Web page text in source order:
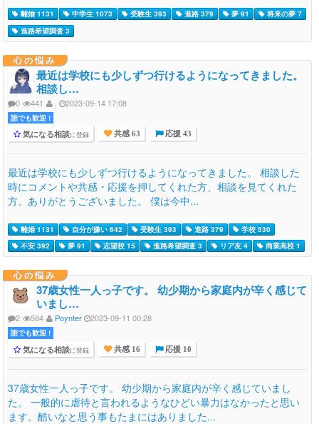
離婚 1131 中学生 1073 受験生 393 進路 379 夢 91
将来の夢 7
進路希望調査 3
心の悩み
最近は学校にも少しずつ行けるようになってきました。
相談し…
0 441 . 2023-09-14 17:08
誰でも歓迎 !
気になる相談に登録 共感 63 応援 43
最近は学校にも少しずつ行けるようになってきました。 相談した
時にコメントや共感・応援を押してくれた方、相談を見てくれた
方、ありがとうございました。 僕は今中...
離婚 1131 自分が嫌い 642 受験生 393 進路 379
学校 530
不安 392
夢 91 志望校 15 進路希望調査 3 リア友 4 商業高校 1
心の悩み
37歳女性一人っ子です。 幼少期から家庭内が辛く感じて
いまし…
2 584 Poynter 2023-09-11 00:28
誰でも歓迎 !
気になる相談に登録 共感 16 応援 10
37歳女性一人っ子です。 幼少期から家庭内が辛く感じていまし
た。 一般的に虐待と言われるようなひどい暴力はなかったと思い
ます。酷いなと思う事もたまにはありました...